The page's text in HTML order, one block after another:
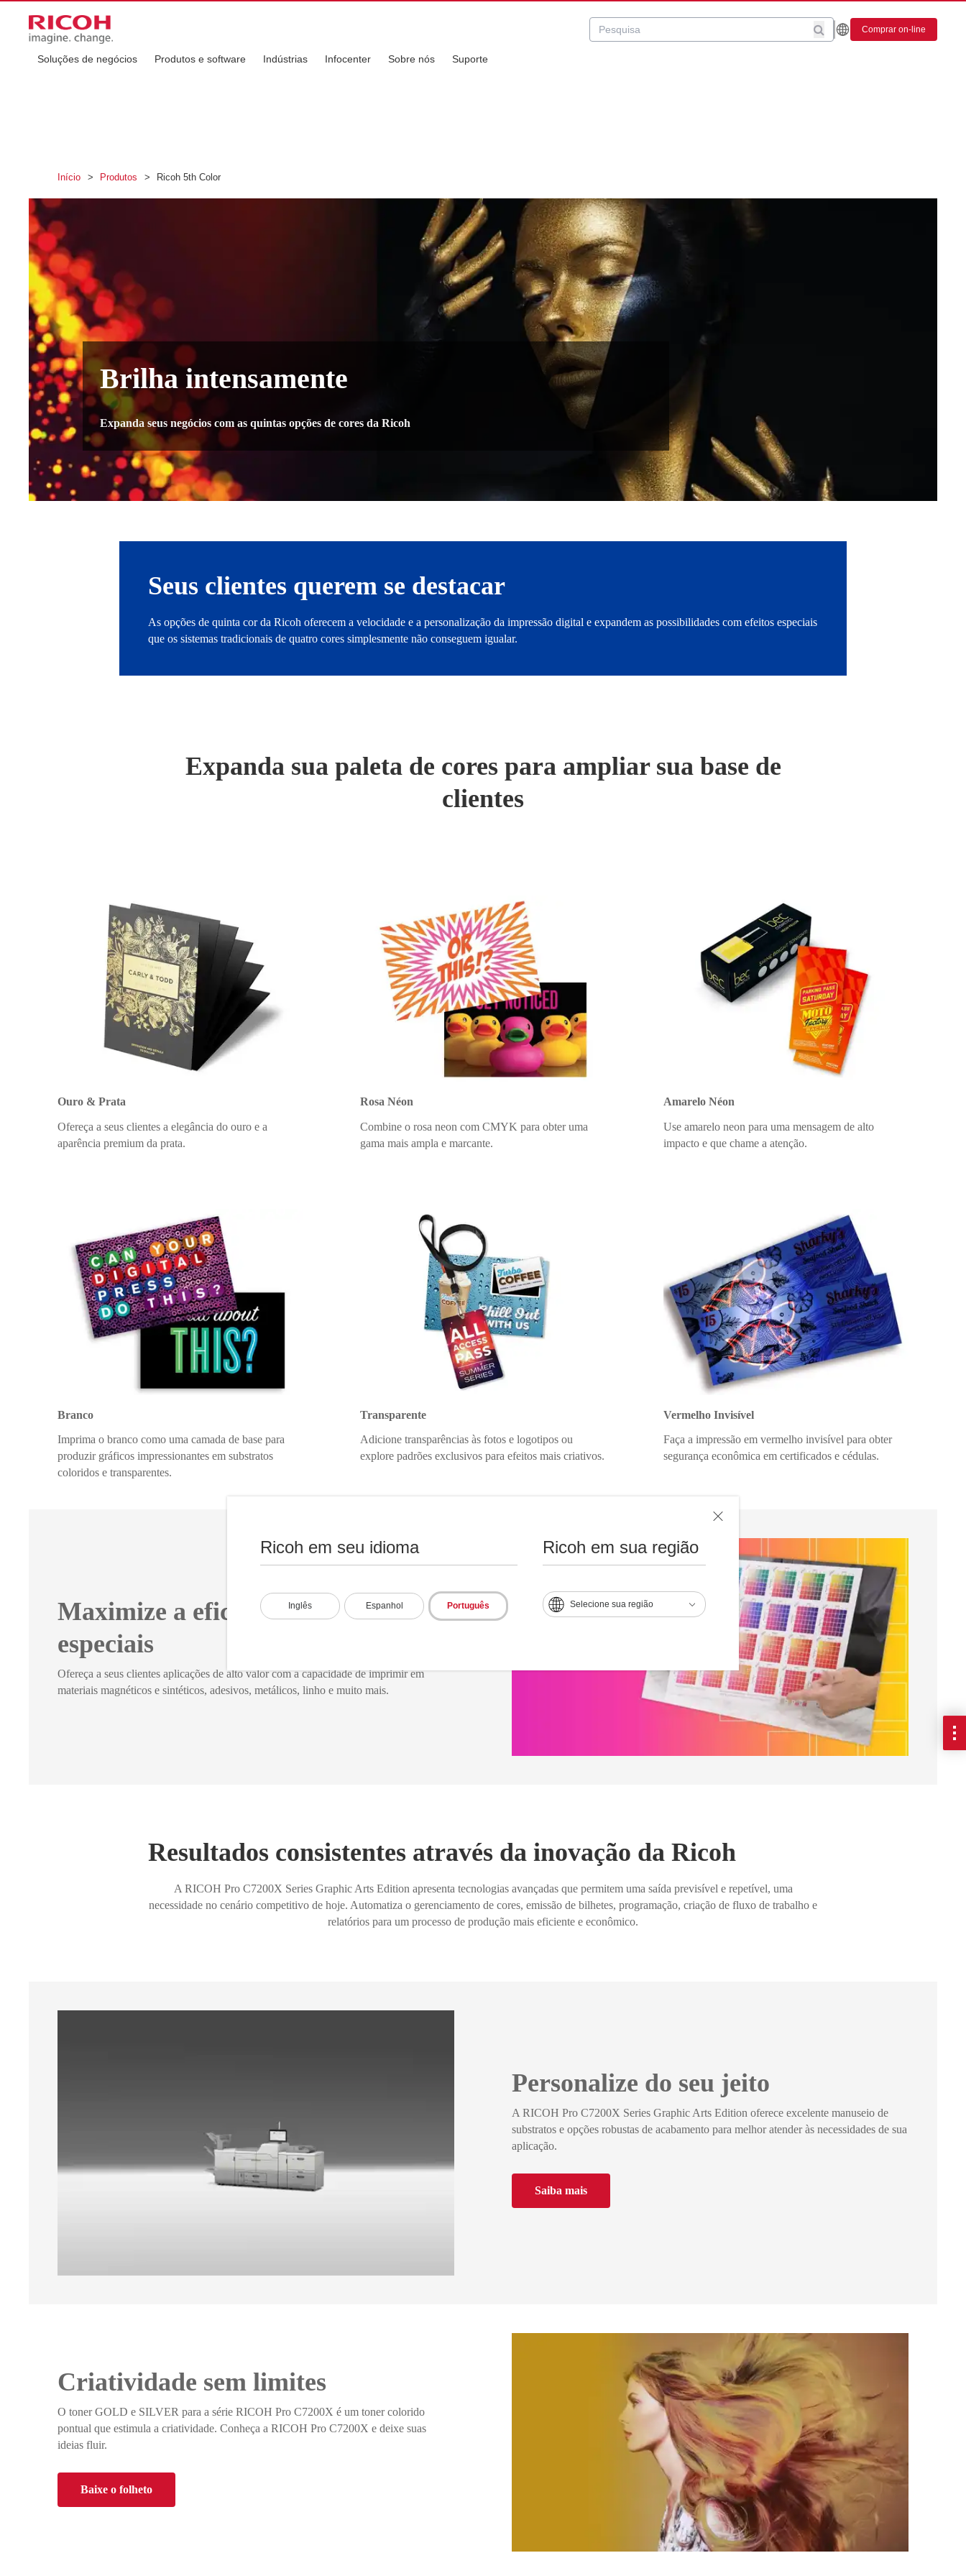
Ricoh em seu idioma
Inglês Espanhol Português
Ricoh em sua região
Selecione sua região
Comprar on-line
Soluções de negócios Produtos e software Indústrias Infocenter Sobre nós Suporte
Início > Produtos > Ricoh 5th Color
Brilha intensamente
Expanda seus negócios com as quintas opções de cores da Ricoh
Seus clientes querem se destacar
As opções de quinta cor da Ricoh oferecem a velocidade e a personalização da impressão digital e expandem as possibilidades com efeitos especiais
que os sistemas tradicionais de quatro cores simplesmente não conseguem igualar.
Expanda sua paleta de cores para ampliar sua base de
clientes
Ouro & Prata
Ofereça a seus clientes a elegância do ouro e a
aparência premium da prata.
Rosa Néon
Combine o rosa neon com CMYK para obter uma
gama mais ampla e marcante.
Amarelo Néon
Use amarelo neon para uma mensagem de alto
impacto e que chame a atenção.
Branco
Imprima o branco como uma camada de base para
produzir gráficos impressionantes em substratos
coloridos e transparentes.
Transparente
Adicione transparências às fotos e logotipos ou
explore padrões exclusivos para efeitos mais criativos.
Vermelho Invisível
Faça a impressão em vermelho invisível para obter
segurança econômica em certificados e cédulas.
Maximize a eficácia de substratos
especiais
Ofereça a seus clientes aplicações de alto valor com a capacidade de imprimir em
materiais magnéticos e sintéticos, adesivos, metálicos, linho e muito mais.
Resultados consistentes através da inovação da Ricoh
A RICOH Pro C7200X Series Graphic Arts Edition apresenta tecnologias avançadas que permitem uma saída previsível e repetível, uma
necessidade no cenário competitivo de hoje. Automatiza o gerenciamento de cores, emissão de bilhetes, programação, criação de fluxo de trabalho e
relatórios para um processo de produção mais eficiente e econômico.
Personalize do seu jeito
A RICOH Pro C7200X Series Graphic Arts Edition oferece excelente manuseio de
substratos e opções robustas de acabamento para melhor atender às necessidades de sua
aplicação.
Saiba mais
Criatividade sem limites
O toner GOLD e SILVER para a série RICOH Pro C7200X é um toner colorido
pontual que estimula a criatividade. Conheça a RICOH Pro C7200X e deixe suas
ideias fluir.
Baixe o folheto